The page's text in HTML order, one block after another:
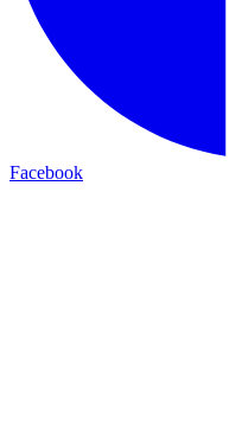
Facebook